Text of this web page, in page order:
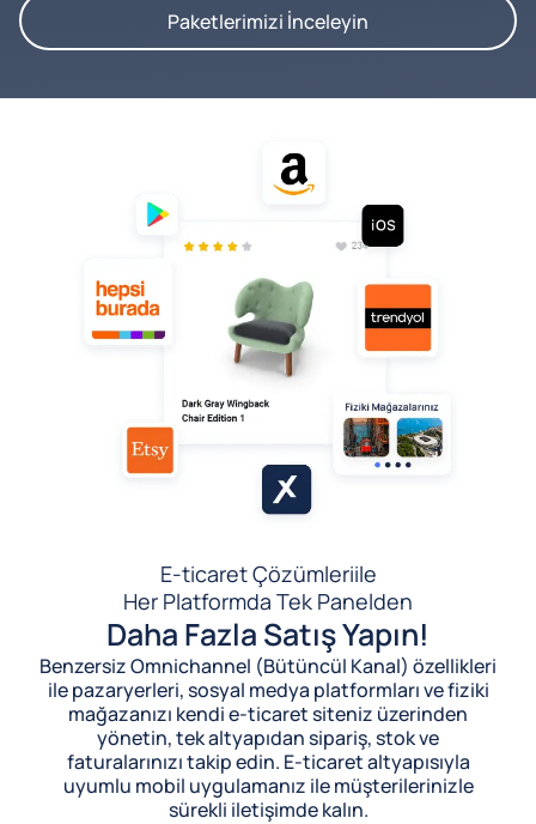
Paketlerimizi İnceleyin
E-ticaret Çözümleriile
Her Platformda Tek Panelden
Daha Fazla Satış Yapın!
Benzersiz Omnichannel (Bütüncül Kanal) özellikleri
ile pazaryerleri, sosyal medya platformları ve fiziki
mağazanızı kendi e-ticaret siteniz üzerinden
yönetin, tek altyapıdan sipariş, stok ve
faturalarınızı takip edin. E-ticaret altyapısıyla
uyumlu mobil uygulamanız ile müşterilerinizle
sürekli iletişimde kalın.